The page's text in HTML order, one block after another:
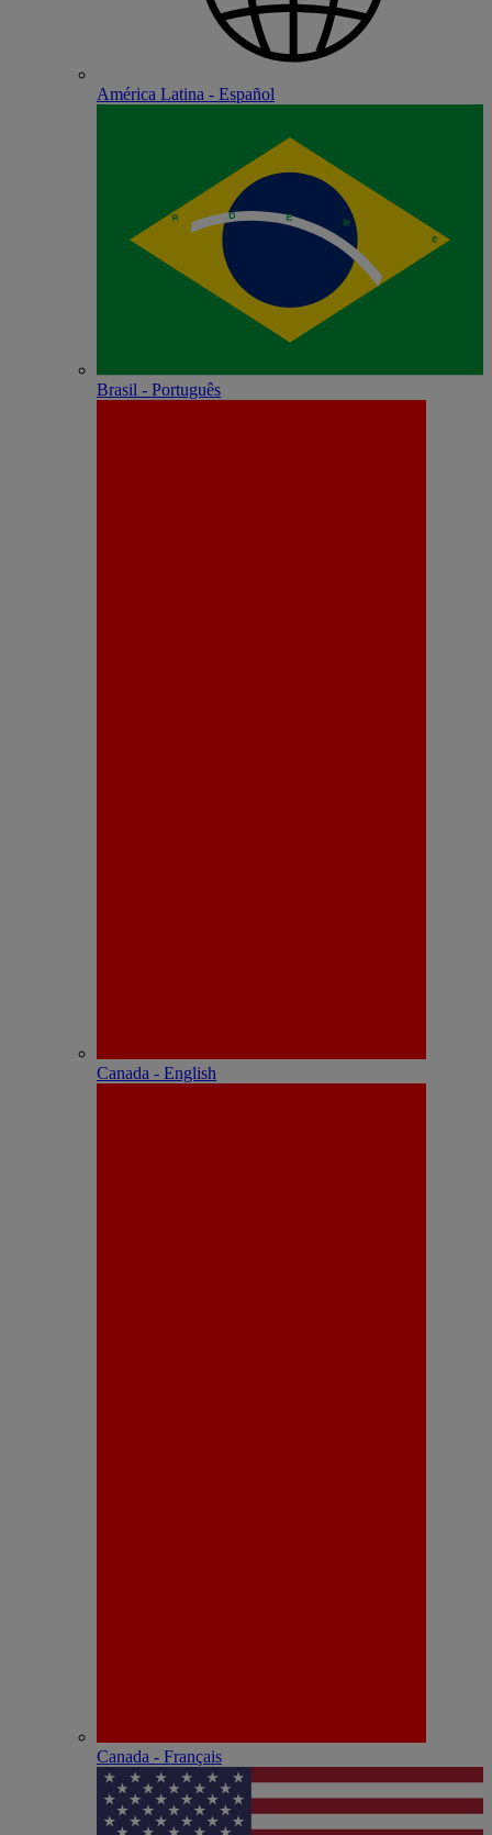
América Latina - Español
Brasil - Português
Canada - English
Canada - Français